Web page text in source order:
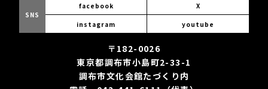
SNS
facebook X
instagram youtube
〒182-0026
東京都調布市小島町2-33-1
調布市文化会館たづくり内